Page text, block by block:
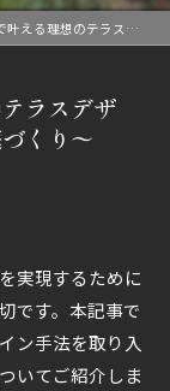
ザイン〜地域の魅力を活かした庭づくり〜
ラスデザ
くり〜
実現するために
です。本記事で
ン手法を取り入
いてご紹介しま